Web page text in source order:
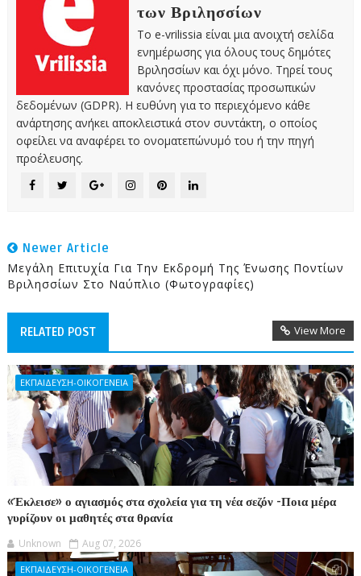
των Βριλησσίων
Το e-vrilissia είναι μια ανοιχτή σελίδα
ενημέρωσης για όλους τους δημότες
Βριλησσίων και όχι μόνο. Τηρεί τους
κανόνες προστασίας προσωπικών
δεδομένων (GDPR). Η ευθύνη για το περιεχόμενο κάθε
ανάρτησης ανήκει αποκλειστικά στον συντάκτη, ο οποίος
οφείλει να αναφέρει το ονοματεπώνυμό του ή την πηγή
προέλευσης.
Newer Article
Μεγάλη Επιτυχία Για Την Εκδρομή Της Ένωσης Ποντίων
Βριλησσίων Στο Ναύπλιο (Φωτογραφίες)
RELATED POST View More
ΕΚΠΑΙΔΕΥΣΗ-ΟΙΚΟΓΕΝΕΙΑ
«Έκλεισε» ο αγιασμός στα σχολεία για τη νέα σεζόν -Ποια μέρα
γυρίζουν οι μαθητές στα θρανία
Unknown Aug 07, 2026
ΕΚΠΑΙΔΕΥΣΗ-ΟΙΚΟΓΕΝΕΙΑ